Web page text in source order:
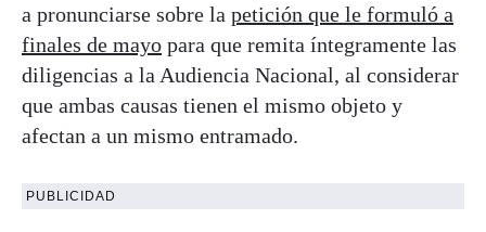
a pronunciarse sobre la petición que le formuló a
finales de mayo para que remita íntegramente las
diligencias a la Audiencia Nacional, al considerar
que ambas causas tienen el mismo objeto y
afectan a un mismo entramado.
PUBLICIDAD